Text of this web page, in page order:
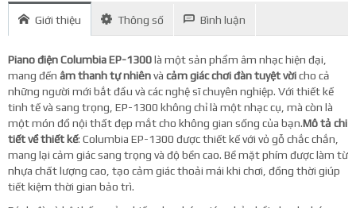
Giới thiệu Thông số Bình luận
Piano điện Columbia EP-1300là một sản phẩm âm nhạc hiện đại,
mang đến âm thanh tự nhiênvà cảm giác chơi đàn tuyệt vờicho cả
những người mới bắt đầu và các nghệ sĩ chuyên nghiệp. Với thiết kế
tinh tế và sang trọng, EP-1300 không chỉ là một nhạc cụ, mà còn là
một món đồ nội thất đẹp mắt cho không gian sống của bạn.Mô tả chi
tiết về thiết kế: Columbia EP-1300 được thiết kế với vỏ gỗ chắc chắn,
mang lại cảm giác sang trọng và độ bền cao. Bề mặt phím được làm từ
nhựa chất lượng cao, tạo cảm giác thoải mái khi chơi, đồng thời giúp
tiết kiệm thời gian bảo trì.